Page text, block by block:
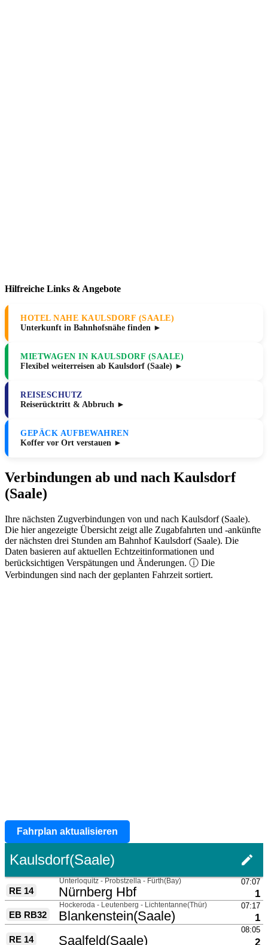
Hilfreiche Links & Angebote
HOTEL NAHE KAULSDORF (SAALE)
Unterkunft in Bahnhofsnähe finden ►
MIETWAGEN IN KAULSDORF (SAALE)
Flexibel weiterreisen ab Kaulsdorf (Saale) ►
REISESCHUTZ
Reiserücktritt & Abbruch ►
GEPÄCK AUFBEWAHREN
Koffer vor Ort verstauen ►
Verbindungen ab und nach Kaulsdorf
(Saale)
Ihre nächsten Zugverbindungen von und nach Kaulsdorf (Saale).
Die hier angezeigte Übersicht zeigt alle Zugabfahrten und -ankünfte
der nächsten drei Stunden am Bahnhof Kaulsdorf (Saale). Die
Daten basieren auf aktuellen Echtzeitinformationen und
berücksichtigen Verspätungen und Änderungen. ⓘ Die
Verbindungen sind nach der geplanten Fahrzeit sortiert.
Fahrplan aktualisieren